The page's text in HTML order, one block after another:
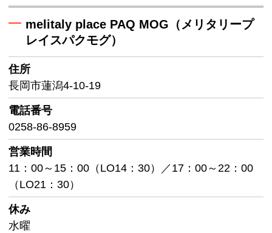
melitaly place PAQ MOG（メリタリープ
レイスパクモグ）
住所
長岡市蓮潟4-10-19
電話番号
0258-86-8959
営業時間
11：00～15：00（LO14：30）／17：00～22：00
（LO21：30）
休み
水曜